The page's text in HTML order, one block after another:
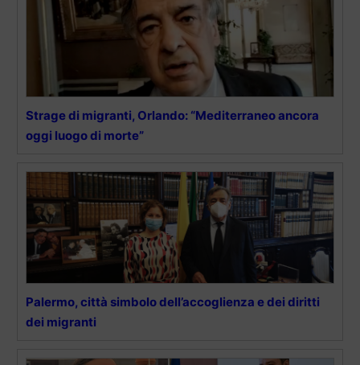
Strage di migranti, Orlando: “Mediterraneo ancora
oggi luogo di morte”
Palermo, città simbolo dell’accoglienza e dei diritti
dei migranti